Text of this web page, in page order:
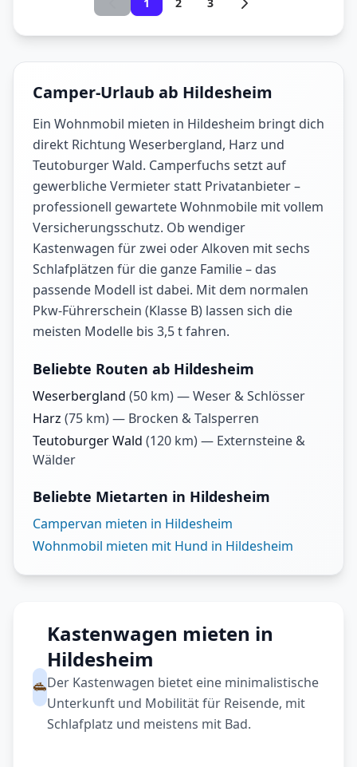
Camper-Urlaub ab Hildesheim
Ein Wohnmobil mieten in Hildesheim bringt dich
direkt Richtung Weserbergland, Harz und
Teutoburger Wald. Camperfuchs setzt auf
gewerbliche Vermieter statt Privatanbieter –
professionell gewartete Wohnmobile mit vollem
Versicherungsschutz. Ob wendiger
Kastenwagen für zwei oder Alkoven mit sechs
Schlafplätzen für die ganze Familie – das
passende Modell ist dabei. Mit dem normalen
Pkw-Führerschein (Klasse B) lassen sich die
meisten Modelle bis 3,5 t fahren.
Beliebte Routen ab Hildesheim
Weserbergland (50 km) —Weser & Schlösser
Harz (75 km) — Brocken & Talsperren
Teutoburger Wald (120 km) — Externsteine &
Wälder
Beliebte Mietarten in Hildesheim
Campervan mieten in Hildesheim
Wohnmobil mieten mit Hund in Hildesheim
Kastenwagen mieten in
Hildesheim
Der Kastenwagen bietet eine minimalistische
Unterkunft und Mobilität für Reisende, mit
Schlafplatz und meistens mit Bad.